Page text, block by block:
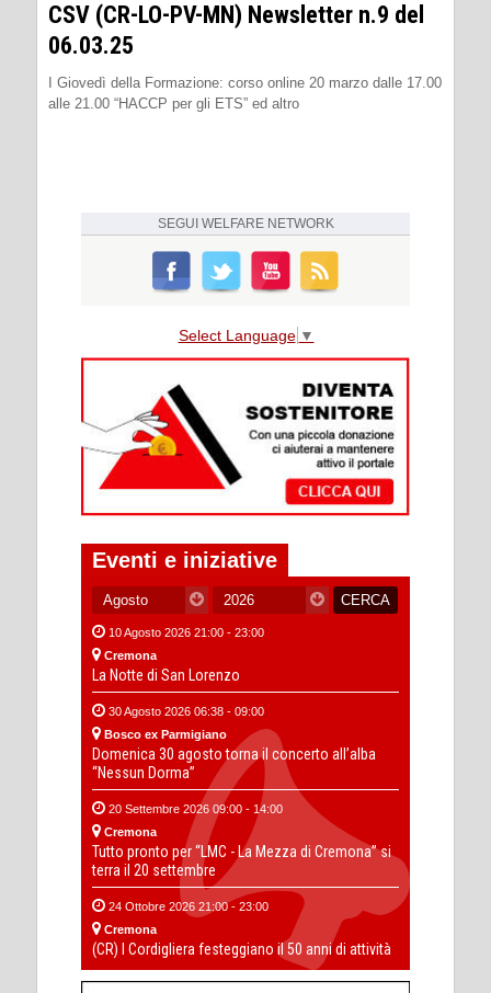
CSV (CR-LO-PV-MN) Newsletter n.9 del
06.03.25
I Giovedì della Formazione: corso online 20 marzo dalle 17.00
alle 21.00 “HACCP per gli ETS” ed altro
SEGUI WELFARE NETWORK
Select Language ▼
Eventi e iniziative
10 Agosto 2026 21:00 - 23:00
Cremona
La Notte di San Lorenzo
30 Agosto 2026 06:38 - 09:00
Bosco ex Parmigiano
Domenica 30 agosto torna il concerto all’alba
“Nessun Dorma”
20 Settembre 2026 09:00 - 14:00
Cremona
Tutto pronto per “LMC - La Mezza di Cremona” si
terra il 20 settembre
24 Ottobre 2026 21:00 - 23:00
Cremona
(CR) I Cordigliera festeggiano il 50 anni di attività